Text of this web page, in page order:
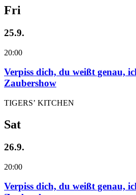
Fri
25.9.
20:00
Verpiss dich, du weißt genau,
Zaubershow
TIGERS’ KITCHEN
Sat
26.9.
20:00
Verpiss dich, du weißt genau,